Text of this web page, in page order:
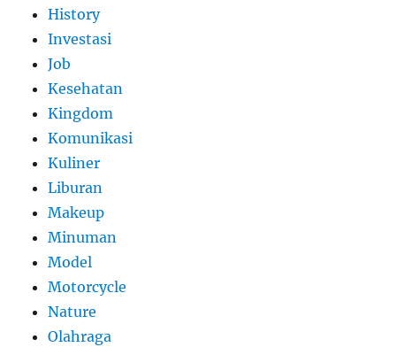
History
Investasi
Job
Kesehatan
Kingdom
Komunikasi
Kuliner
Liburan
Makeup
Minuman
Model
Motorcycle
Nature
Olahraga